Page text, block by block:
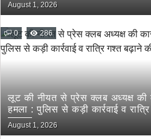
August 1, 2026
0 286
लूट की नीयत से प्रेस क्लब अध्यक्ष की
हमला : पुलिस से कड़ी कार्रवाई व
August 1, 2026